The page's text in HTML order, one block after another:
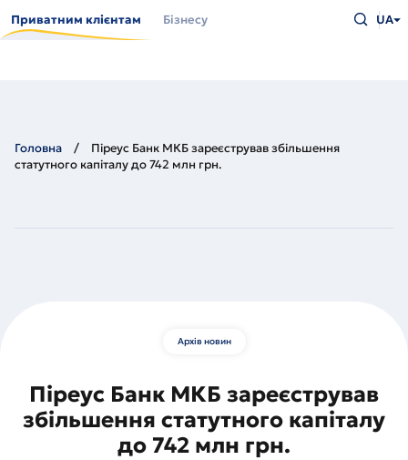
до
основного
Приватним клієнтам Бізнесу
що
UA
Головна
Піреус Банк МКБ зареєстрував збільшення
статутного капіталу до 742 млн грн.
Архів новин
Піреус Банк МКБ зареєстрував
збільшення статутного капіталу
до 742 млн грн.